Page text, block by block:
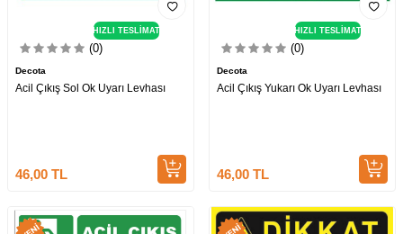
HIZLI TESLİMAT
(0)
Decota
Acil Çıkış Sol Ok Uyarı Levhası
46,00 TL
HIZLI TESLİMAT
(0)
Decota
Acil Çıkış Yukarı Ok Uyarı Levhası
46,00 TL